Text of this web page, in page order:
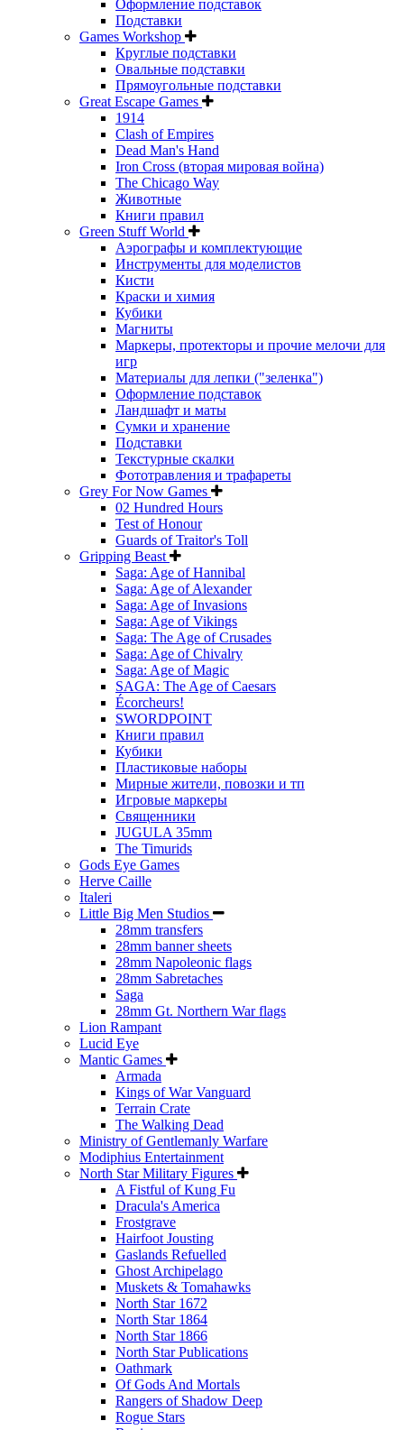
Оформление подставок
Подставки
Games Workshop
Круглые подставки
Овальные подставки
Прямоугольные подставки
Great Escape Games
1914
Clash of Empires
Dead Man's Hand
Iron Cross (вторая мировая война)
The Chicago Way
Животные
Книги правил
Green Stuff World
Аэрографы и комплектующие
Инструменты для моделистов
Кисти
Краски и химия
Кубики
Магниты
Маркеры, протекторы и прочие мелочи для
игр
Материалы для лепки ("зеленка")
Оформление подставок
Ландшафт и маты
Сумки и хранение
Подставки
Текстурные скалки
Фототравления и трафареты
Grey For Now Games
02 Hundred Hours
Test of Honour
Guards of Traitor's Toll
Gripping Beast
Saga: Age of Hannibal
Saga: Age of Alexander
Saga: Age of Invasions
Saga: Age of Vikings
Saga: The Age of Crusades
Saga: Age of Chivalry
Saga: Age of Magic
SAGA: The Age of Caesars
Écorcheurs!
SWORDPOINT
Книги правил
Кубики
Пластиковые наборы
Мирные жители, повозки и тп
Игровые маркеры
Священники
JUGULA 35mm
The Timurids
Gods Eye Games
Herve Caille
Italeri
Little Big Men Studios
28mm transfers
28mm banner sheets
28mm Napoleonic flags
28mm Sabretaches
Saga
28mm Gt. Northern War flags
Lion Rampant
Lucid Eye
Mantic Games
Armada
Kings of War Vanguard
Terrain Crate
The Walking Dead
Ministry of Gentlemanly Warfare
Modiphius Entertainment
North Star Military Figures
A Fistful of Kung Fu
Dracula's America
Frostgrave
Hairfoot Jousting
Gaslands Refuelled
Ghost Archipelago
Muskets & Tomahawks
North Star 1672
North Star 1864
North Star 1866
North Star Publications
Oathmark
Of Gods And Mortals
Rangers of Shadow Deep
Rogue Stars